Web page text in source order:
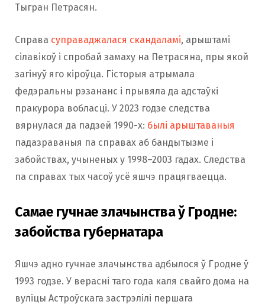
Тыгран Петрасян.
Справа суправаджалася скандаламі, арыштамі
сілавікоў і спробай замаху на Петрасяна, пры якой
загінуў яго кіроўца. Гісторыя атрымала
федэральны рэзананс і прывяла да адстаўкі
пракурора вобласці. У 2023 годзе следства
вярнулася да падзей 1990-х: былі арыштаваныя
падазраваныя па справах аб бандытызме і
забойствах, учыненых у 1998–2003 гадах. Следства
па справах тых часоў усё яшчэ працягваецца.
Самае гучнае злачынства ў Гродне:
забойства губернатара
Яшчэ адно гучнае злачынства адбылося ў Гродне ў
1993 годзе. У верасні таго года каля свайго дома на
вуліцы Астроўскага застрэлілі першага